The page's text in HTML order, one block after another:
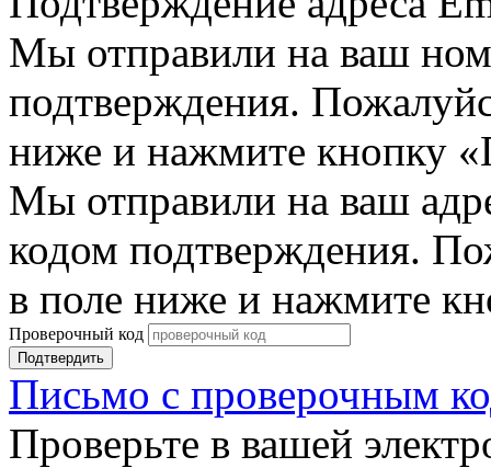
Мы отправили на ваш
подтверждения.
ниже и нажмите кнопку
Мы отправили на ваш
кодом подтверждения.
в поле ниже и нажмите
Проверочный код
Подтвердить
Письмо с проверочным
Проверьте в вашей